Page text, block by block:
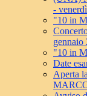
-
"10 in
gennaio
"10 in
Date
Aperta